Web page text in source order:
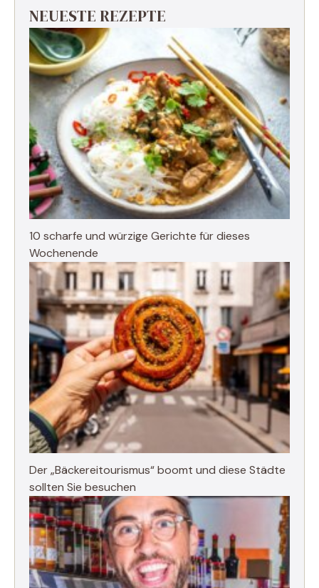
NEUESTE REZEPTE
10 scharfe und würzige Gerichte für dieses
Wochenende
Der „Bäckereitourismus“ boomt und diese Städte
sollten Sie besuchen